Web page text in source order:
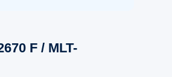
F / MLT-